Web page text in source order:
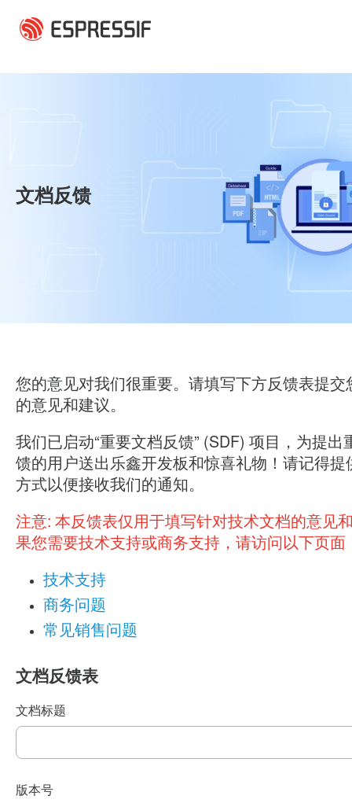
文档反馈
您的意见对我们很重要。请填写下方反馈表提交
的意见和建议。
我们已启动“重要文档反馈” (SDF) 项目，为提出
馈的用户送出乐鑫开发板和惊喜礼物！请记得提
方式以便接收我们的通知。
注意: 本反馈表仅用于填写针对技术文档的意见
果您需要技术支持或商务支持，请访问以下页面
技术支持
商务问题
常见销售问题
文档反馈表
文档标题
版本号